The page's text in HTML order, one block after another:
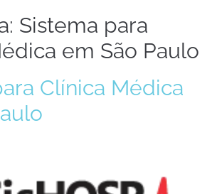
Sistema para
em São Paulo
Clínica Médica